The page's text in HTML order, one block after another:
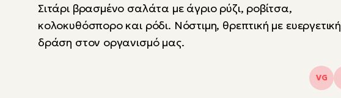
Σιτάρι βρασμένο σαλάτα με άγριο ρύζι, ροβίτσα,
κολοκυθόσπορο και ρόδι. Νόστιμη, θρεπτική με ευεργετική
δράση στον οργανισμό μας.
VG